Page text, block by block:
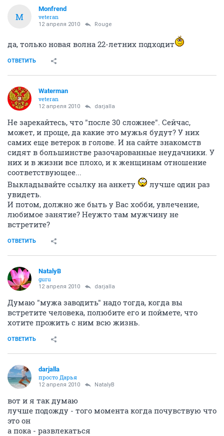
M
Monfrend
veteran
12 апреля 2010 Rouge
да, только новая волна 22-летних подходит
ОТВЕТИТЬ
Waterman
veteran
12 апреля 2010 darjalla
Не зарекайтесь, что "после 30 сложнее". Сейчас,
может, и проще, да какие это мужья будут? У них
самих еще ветерок в голове. И на сайте знакомств
сидят в большинстве разочарованные неудачники. У
них и в жизни все плохо, и к женщинам отношение
соответствующее...
Выкладывайте ссылку на анкету
лучше один раз
увидеть.
И потом, должно же быть у Вас хобби, увлечение,
любимое занятие? Неужто там мужчину не
встретите?
ОТВЕТИТЬ
NatalyB
guru
12 апреля 2010 darjalla
Думаю "мужа заводить" надо тогда, когда вы
встретите человека, полюбите его и поймете, что
хотите прожить с ним всю жизнь.
ОТВЕТИТЬ
darjalla
просто Дарья
12 апреля 2010 NatalyB
вот и я так думаю
лучше подожду - того момента когда почувствую что
это он
а пока - развлекаться